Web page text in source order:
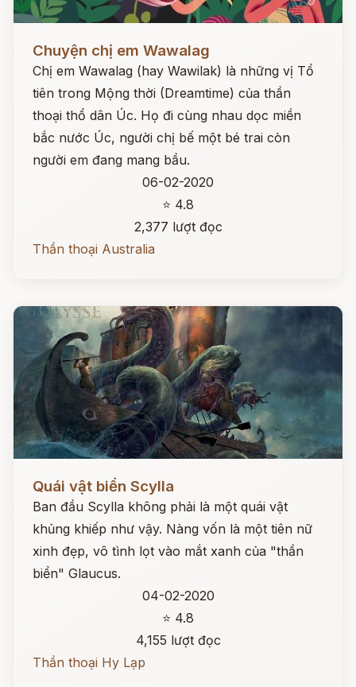
Chuyện chị em Wawalag
Chị em Wawalag (hay Wawilak) là những vị Tổ
tiên trong Mộng thời (Dreamtime) của thần
thoại thổ dân Úc. Họ đi cùng nhau dọc miền
bắc nước Úc, người chị bế một bé trai còn
người em đang mang bầu.
06-02-2020
⭐ 4.8
2,377 lượt đọc
Thần thoại Australia
Quái vật biển Scylla
Ban đầu Scylla không phải là một quái vật
khủng khiếp như vậy. Nàng vốn là một tiên nữ
xinh đẹp, vô tình lọt vào mắt xanh của "thần
biển" Glaucus.
04-02-2020
⭐ 4.8
4,155 lượt đọc
Thần thoại Hy Lạp